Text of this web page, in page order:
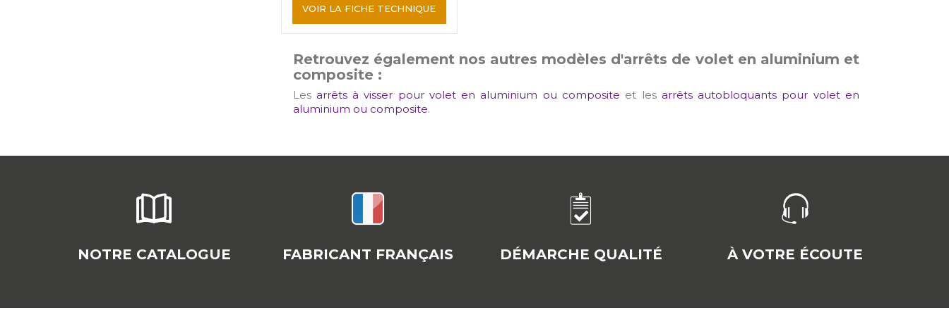
VOIR LA FICHE TECHNIQUE
Retrouvez également nos autres modèles d'arrêts de volet en aluminium et
composite :
Les arrêts à visser pour volet en aluminium ou composite et les arrêts autobloquants pour volet en
aluminium ou composite.
NOTRE CATALOGUE FABRICANT FRANÇAIS DÉMARCHE QUALITÉ À VOTRE ÉCOUTE